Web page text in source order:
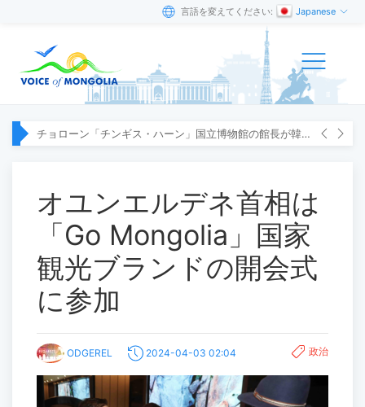
言語を変えてください: Japanese
チョローン「チンギス・ハーン」国立博物館の館長が韓国へ出張
オユンエルデネ首相は
「Go Mongolia」国家
観光ブランドの開会式
に参加
ODGEREL 2024-04-03 02:04 政治